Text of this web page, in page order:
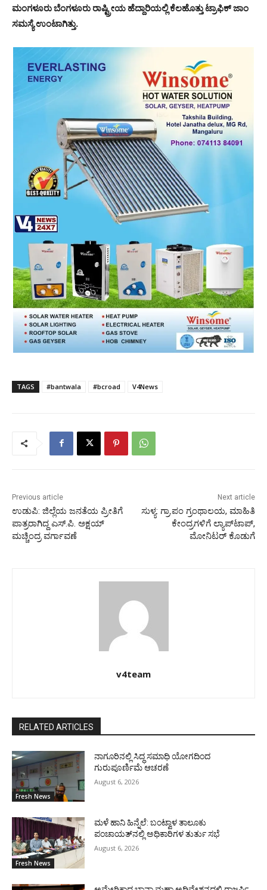
ಮಂಗಳೂರು ಬೆಂಗಳೂರು ರಾಷ್ಟ್ರೀಯ ಹೆದ್ದಾರಿಯಲ್ಲಿ ಕೆಲಹೊತ್ತು ಟ್ರಾಫಿಕ್ ಜಾಂ
ಸಮಸ್ಯೆ ಉಂಟಾಗಿತ್ತು.
TAGS #bantwala #bcroad V4News
Previous article
ಉಡುಪಿ: ಜಿಲ್ಲೆಯ ಜನತೆಯ ಪ್ರೀತಿಗೆ
ಪಾತ್ರರಾಗಿದ್ದ ಎಸ್.ಪಿ. ಅಕ್ಷಯ್
ಮಚ್ಚಿಂದ್ರ ವರ್ಗಾವಣೆ
Next article
ಸುಳ್ಯ: ಗ್ರಾ.ಪಂ ಗ್ರಂಥಾಲಯ, ಮಾಹಿತಿ
ಕೇಂದ್ರಗಳಿಗೆ ಲ್ಯಾಪ್‍ಟಾಪ್,
ಮೋನಿಟರ್ ಕೊಡುಗೆ
v4team
RELATED ARTICLES
Fresh News
ನಾಗೂರಿನಲ್ಲಿ ಸಿದ್ಧ ಸಮಾಧಿ ಯೋಗದಿಂದ
ಗುರುಪೂರ್ಣಿಮೆ ಆಚರಣೆ
August 6, 2026
Fresh News
ಮಳೆ ಹಾನಿ ಹಿನ್ನೆಲೆ: ಬಂಟ್ವಾಳ ತಾಲೂಕು
ಪಂಚಾಯತ್‌ನಲ್ಲಿ ಅಧಿಕಾರಿಗಳ ತುರ್ತು ಸಭೆ
August 6, 2026